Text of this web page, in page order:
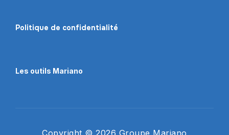
Politique de confidentialité
Les outils Mariano
Copyright © 2026 Groupe Mariano